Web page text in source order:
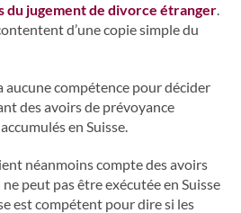
jugement de divorce étranger.
d’une copie simple du
aucune compétence pour décider
des avoirs de prévoyance
en Suisse.
néanmoins compte des avoirs
ne peut pas être exécutée en Suisse
est compétent pour dire si les